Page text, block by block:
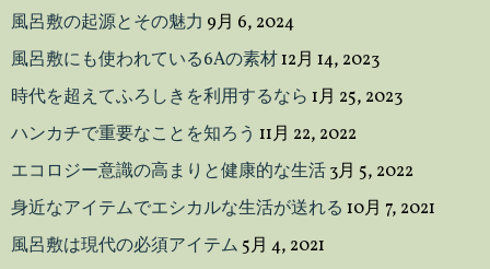
風呂敷の起源とその魅力 9月 6, 2024
風呂敷にも使われている6Aの素材12月 14, 2023
時代を超えてふろしきを利用するなら 1月 25, 2023
ハンカチで重要なことを知ろう 11月 22, 2022
エコロジー意識の高まりと健康的な生活3月 5, 2022
身近なアイテムでエシカルな生活が送れる 10月 7, 2021
風呂敷は現代の必須アイテム 5月 4, 2021